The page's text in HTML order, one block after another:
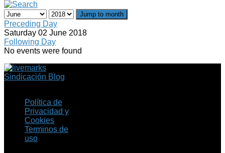
Jump to month
Preceding Day
Saturday 02 June 2018
Following Day
No events were found
Sindicación Blog
Política de
Privacidad y
Cookies
Terminos de
uso